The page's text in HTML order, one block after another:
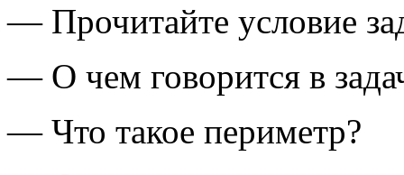
— Прочитайте условие
— О чем говорится в
— Что такое периметр?